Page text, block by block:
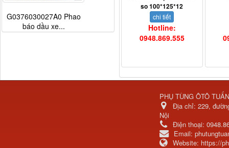
so 100*125*12
chi tiết
Hotline:
0948.869.555
G0376030027A0 Phao
báo dầu xe...
PHỤ TÙNG ÔTÔ
Địa chỉ: 229,
Nội
Điện thoại:
Email:
Website: https://